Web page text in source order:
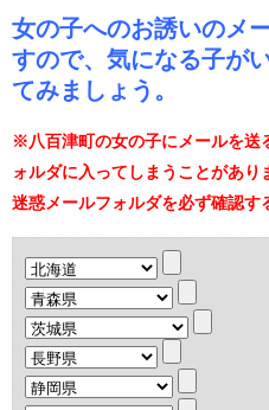
女の子へのお誘いのメ
すので、気になる子が
てみましょう。
※八百津町の女の子にメールを送
ォルダに入ってしまうことがあ
迷惑メールフォルダを必ず確認す